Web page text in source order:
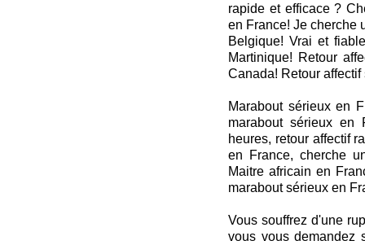
rapide et efficace ?
en France! Je cherche
Belgique! Vrai et
Martinique! Retour
Canada! Retour
Marabout sérieux en
marabout sérieux en
heures, retour affectif
en France, cherche
Maitre africain en
marabout sérieux en
Vous souffrez d'une
vous vous demandez